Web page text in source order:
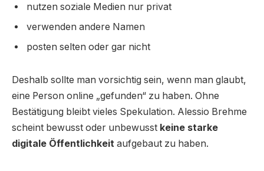
nutzen soziale Medien nur privat
verwenden andere Namen
posten selten oder gar nicht
Deshalb sollte man vorsichtig sein, wenn man glaubt,
eine Person online „gefunden“ zu haben. Ohne
Bestätigung bleibt vieles Spekulation. Alessio Brehme
scheint bewusst oder unbewusst keine starke
digitale Öffentlichkeit aufgebaut zu haben.